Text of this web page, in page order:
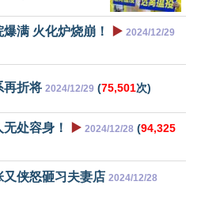
满 火化炉烧崩！ ▶️ 2024/12/29
再折将 2024/12/29 (75,501次)
处容身！ ▶️ 2024/12/28 (94,325
又侠怒砸习夫妻店 2024/12/28